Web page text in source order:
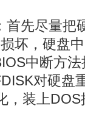
先尽量把
坏，硬盘
中断方
对硬盘
，装上